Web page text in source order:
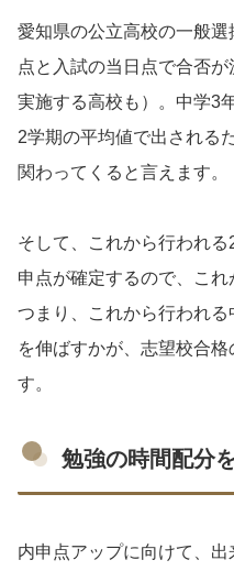
愛知県の公立高校の一般
点と入試の当日点で合否
実施する高校も）。中学3
2学期の平均値で出される
関わってくると言えます。
そして、これから行われ
申点が確定するので、これ
つまり、これから行われ
を伸ばすかが、志望校合
す。
勉強の時間配分
内申点アップに向けて、